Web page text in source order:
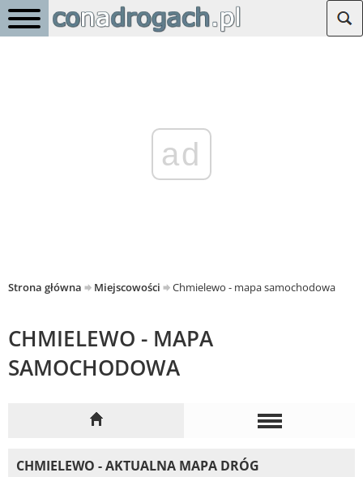
ad
Strona główna Miejscowości Chmielewo - mapa samochodowa
CHMIELEWO - MAPA
SAMOCHODOWA
CHMIELEWO - AKTUALNA MAPA DRÓG